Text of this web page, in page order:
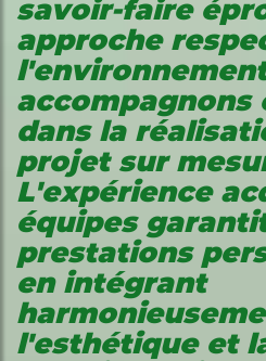
savoir-faire
approche
accompagnons
dans la
projet sur
L'expérience
équipes
prestations
en intégrant
l'esthétique et